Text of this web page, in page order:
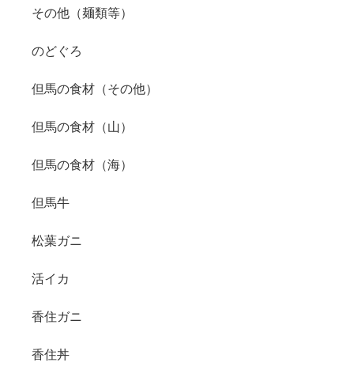
その他（麺類等）
のどぐろ
但馬の食材（その他）
但馬の食材（山）
但馬の食材（海）
但馬牛
松葉ガニ
活イカ
香住ガニ
香住丼